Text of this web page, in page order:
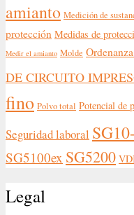
amianto Medición de
protección Medidas de
Medir el amianto Molde
DE CIRCUITO
fino Polvo total Potencial de
Seguridad laboral
SG5100ex SG5200
Legal